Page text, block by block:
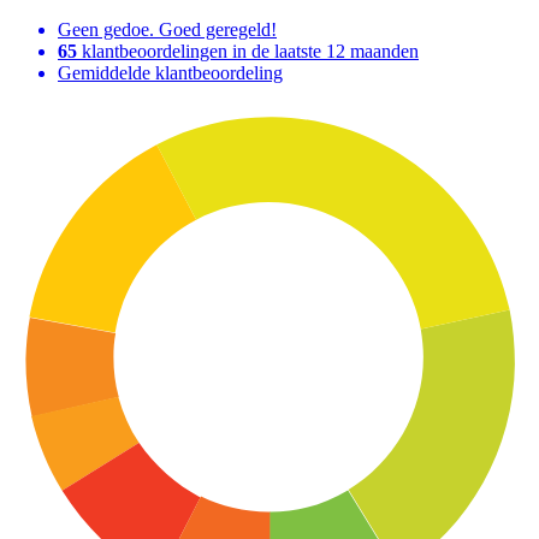
Geen gedoe. Goed geregeld!
65 klantbeoordelingen in de laatste 12 maanden
Gemiddelde klantbeoordeling